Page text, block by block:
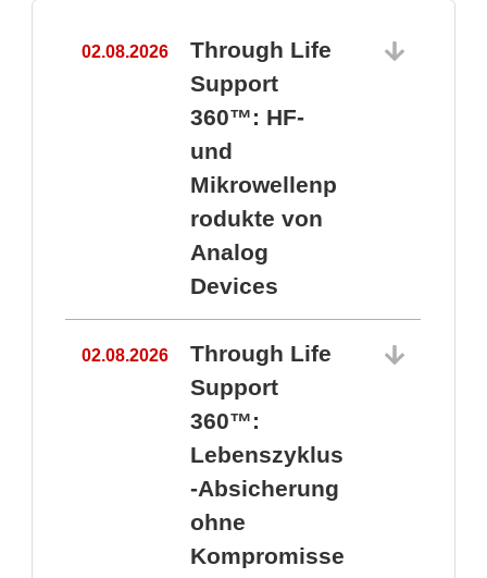
02.08.2026
Through Life
Support
360™: HF-
und
Mikrowellenp
rodukte von
Analog
Devices
02.08.2026
Through Life
Support
360™:
Lebenszyklus
-Absicherung
ohne
Kompromisse